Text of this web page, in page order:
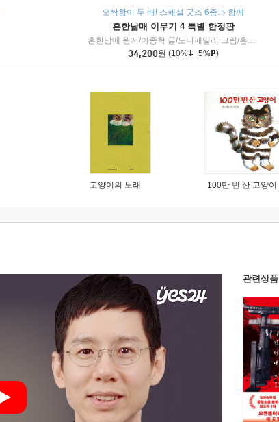
오싹함이 두 배! 스페셜 굿즈 6종과 함께
흔한남매 이무기 4 특별 한정판
흔한남매 원저/이종혁 글/도니패밀리 그림/흔한컴퍼니 감수
34,200원 (10% +5% )
고양이의 노래 100만 번 산 고양이
관련상품